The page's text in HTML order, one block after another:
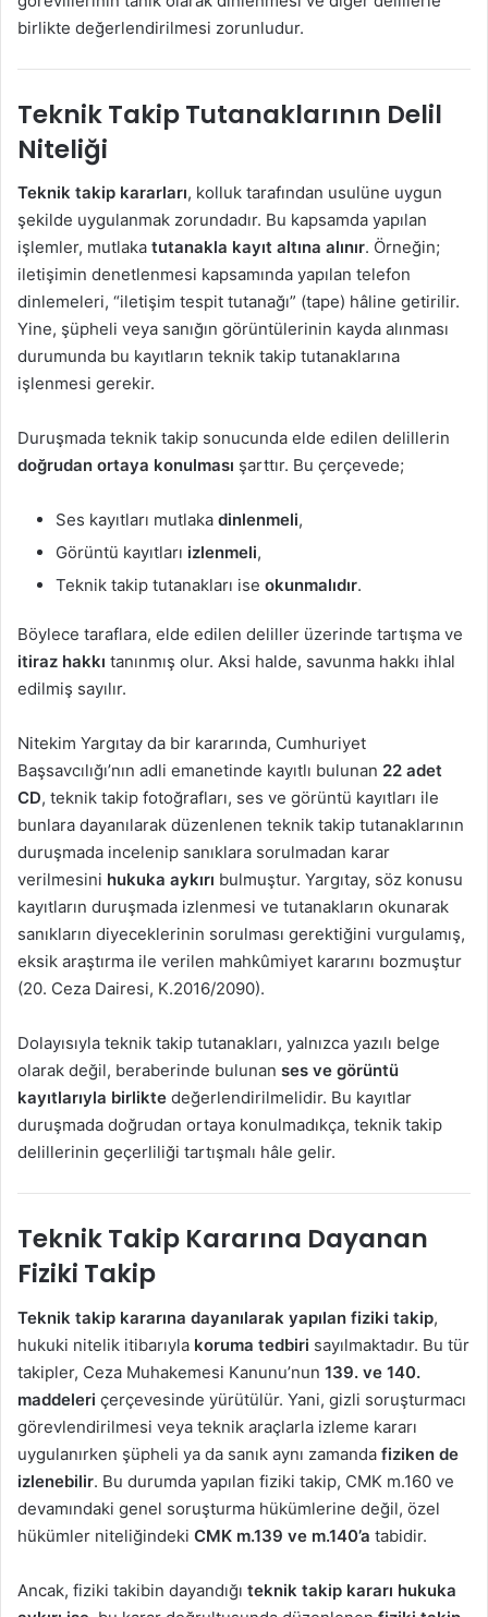
birlikte değerlendirilmesi zorunludur.
Teknik Takip Tutanaklarının Delil
Niteliği
Teknik takip kararları, kolluk tarafından usulüne uygun
şekilde uygulanmak zorundadır. Bu kapsamda yapılan
işlemler, mutlaka tutanakla kayıt altına alınır. Örneğin;
iletişimin denetlenmesi kapsamında yapılan telefon
dinlemeleri, “iletişim tespit tutanağı” (tape) hâline getirilir.
Yine, şüpheli veya sanığın görüntülerinin kayda alınması
durumunda bu kayıtların teknik takip tutanaklarına
işlenmesi gerekir.
Duruşmada teknik takip sonucunda elde edilen delillerin
doğrudan ortaya konulması şarttır. Bu çerçevede;
Ses kayıtları mutlaka dinlenmeli,
Görüntü kayıtları izlenmeli,
Teknik takip tutanakları ise okunmalıdır.
Böylece taraflara, elde edilen deliller üzerinde tartışma ve
itiraz hakkı tanınmış olur. Aksi halde, savunma hakkı ihlal
edilmiş sayılır.
Nitekim Yargıtay da bir kararında, Cumhuriyet
Başsavcılığı’nın adli emanetinde kayıtlı bulunan 22 adet
CD, teknik takip fotoğrafları, ses ve görüntü kayıtları ile
bunlara dayanılarak düzenlenen teknik takip tutanaklarının
duruşmada incelenip sanıklara sorulmadan karar
verilmesini hukuka aykırı bulmuştur. Yargıtay, söz konusu
kayıtların duruşmada izlenmesi ve tutanakların okunarak
sanıkların diyeceklerinin sorulması gerektiğini vurgulamış,
eksik araştırma ile verilen mahkûmiyet kararını bozmuştur
(20. Ceza Dairesi, K.2016/2090).
Dolayısıyla teknik takip tutanakları, yalnızca yazılı belge
olarak değil, beraberinde bulunan ses ve görüntü
kayıtlarıyla birlikte değerlendirilmelidir. Bu kayıtlar
duruşmada doğrudan ortaya konulmadıkça, teknik takip
delillerinin geçerliliği tartışmalı hâle gelir.
Teknik Takip Kararına Dayanan
Fiziki Takip
Teknik takip kararına dayanılarak yapılan fiziki takip,
hukuki nitelik itibarıyla koruma tedbiri sayılmaktadır. Bu tür
takipler, Ceza Muhakemesi Kanunu’nun 139. ve 140.
maddeleri çerçevesinde yürütülür. Yani, gizli soruşturmacı
görevlendirilmesi veya teknik araçlarla izleme kararı
uygulanırken şüpheli ya da sanık aynı zamanda fiziken de
izlenebilir. Bu durumda yapılan fiziki takip, CMK m.160 ve
devamındaki genel soruşturma hükümlerine değil, özel
hükümler niteliğindeki CMK m.139 ve m.140’a tabidir.
Ancak, fiziki takibin dayandığı teknik takip kararı hukuka